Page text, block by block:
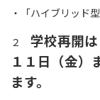
・「ハイブリッド
２ 学校再開
１１日（金）
ます。